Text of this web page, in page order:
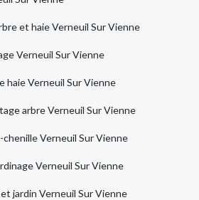
et haie Verneuil Sur Vienne
Verneuil Sur Vienne
haie Verneuil Sur Vienne
arbre Verneuil Sur Vienne
Verneuil Sur Vienne
Verneuil Sur Vienne
jardin Verneuil Sur Vienne